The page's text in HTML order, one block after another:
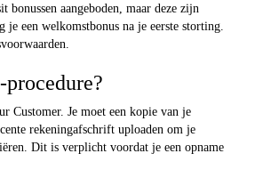
bonussen aangeboden, maar deze zijn
je een welkomstbonus na je eerste storting.
Customer. Je moet een kopie van je
rekeningafschrift uploaden om je
Dit is verplicht voordat je een opname